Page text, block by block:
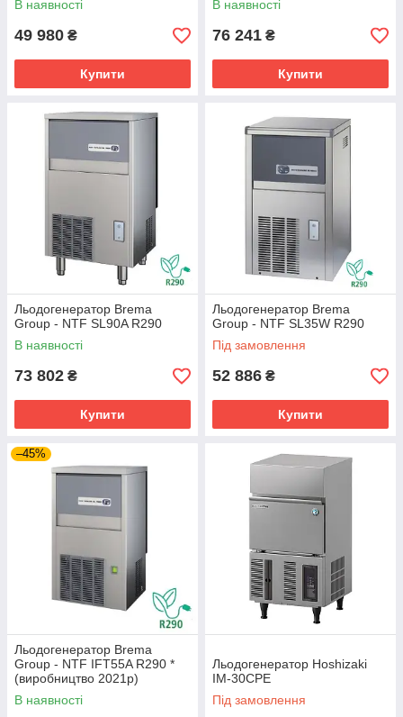
В наявності
49 980 ₴
Купити
В наявності
76 241 ₴
Купити
Льодогенератор Brema
Group - NTF SL90A R290
В наявності
73 802 ₴
Купити
Льодогенератор Brema
Group - NTF SL35W R290
Під замовлення
52 886 ₴
Купити
–45%
Льодогенератор Brema
Group - NTF IFT55A R290 *
(виробництво 2021р)
В наявності
Льодогенератор Hoshizaki
IM-30CPE
Під замовлення